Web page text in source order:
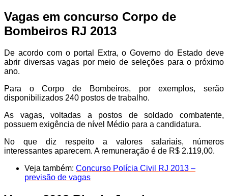
Vagas em concurso Corpo de
Bombeiros RJ 2013
De acordo com o portal Extra, o Governo do Estado deve
abrir diversas vagas por meio de seleções para o próximo
ano.
Para o Corpo de Bombeiros, por exemplos, serão
disponibilizados 240 postos de trabalho.
As vagas, voltadas a postos de soldado combatente,
possuem exigência de nível Médio para a candidatura.
No que diz respeito a valores salariais, números
interessantes aparecem. A remuneração é de R$ 2.119,00.
Veja também: Concurso Polícia Civil RJ 2013 –
previsão de vagas